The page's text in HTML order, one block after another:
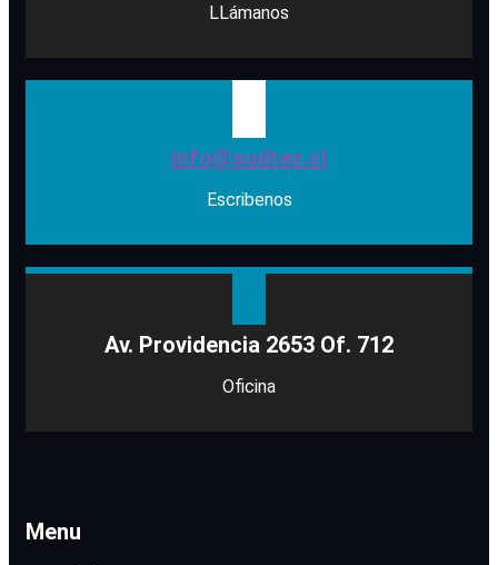
LLámanos
info@sudtec.cl
Escribenos
Av. Providencia 2653 Of. 712
Oficina
Menu